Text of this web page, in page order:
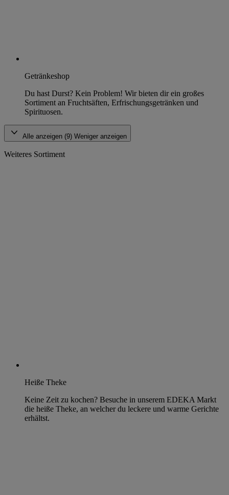
Getränkeshop
Du hast Durst? Kein Problem! Wir bieten dir ein großes
Sortiment an Fruchtsäften, Erfrischungsgetränken und
Spirituosen.
Alle anzeigen (9) Weniger anzeigen
Weiteres Sortiment
Heiße Theke
Keine Zeit zu kochen? Besuche in unserem EDEKA Markt
die heiße Theke, an welcher du leckere und warme Gerichte
erhältst.